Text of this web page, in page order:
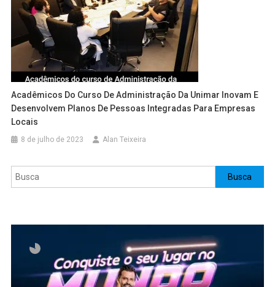
Acadêmicos Do Curso De Administração Da Unimar Inovam E
Desenvolvem Planos De Pessoas Integradas Para Empresas
Locais
8 de julho de 2023 Alan Teixeira
Pesquisar Busca